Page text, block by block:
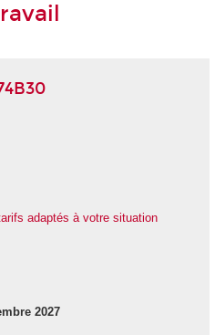
adaptés à votre situation
2027